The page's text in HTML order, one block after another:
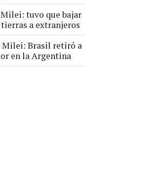
tuvo que bajar
a extranjeros
Milei: Brasil retiró a
en la Argentina